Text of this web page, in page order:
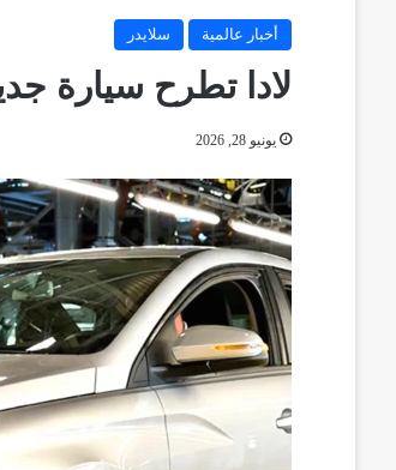
أخبار عالمية سلايدر
لادا تطرح سيارة
يونيو 28, 2026